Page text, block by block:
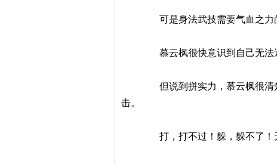
可是身法武技需要气血之力的支
慕云枫很快意识到自己无法避开
但说到拼实力，慕云枫很清楚，
击。
打，打不过！躲，躲不了！无